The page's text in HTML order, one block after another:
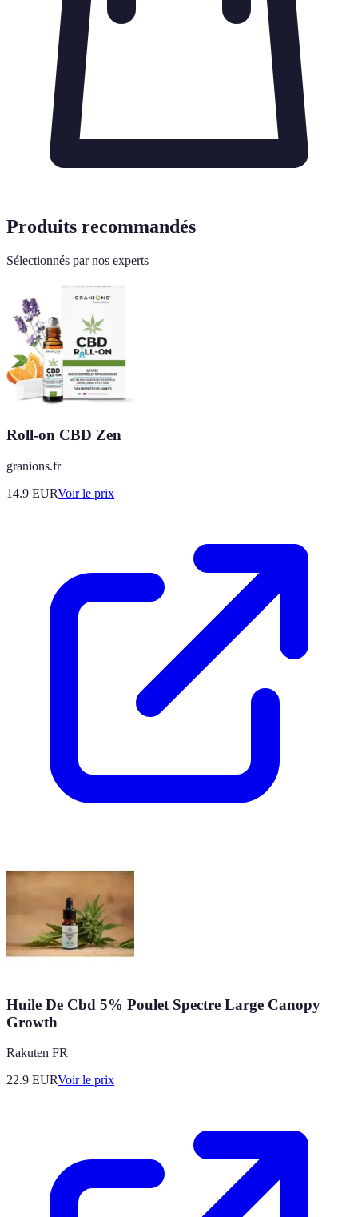
Produits recommandés
Sélectionnés par nos experts
Roll-on CBD Zen
granions.fr
14.9 EURVoir le prix
Huile De Cbd 5% Poulet Spectre Large Canopy
Growth
Rakuten FR
22.9 EURVoir le prix